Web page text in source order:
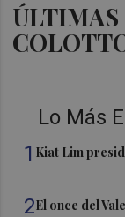
ÚLTIMAS
Lo Más
1 Kiat Lim
2El once del